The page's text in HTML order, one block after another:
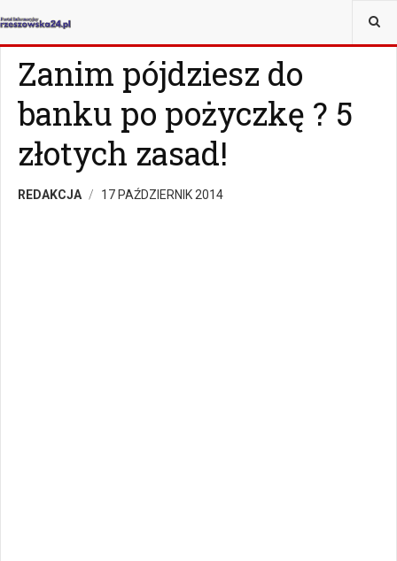
JESTEŚ TUTAJ:
Zanim pójdziesz do
banku po pożyczkę ? 5
złotych zasad!
REDAKCJA 17 PAŹDZIERNIK 2014